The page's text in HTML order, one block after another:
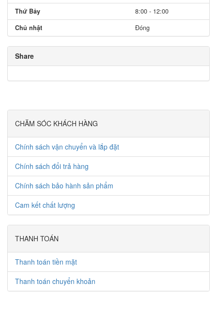
Thứ Bảy
8:00 - 12:00
Chủ nhật
Đóng
Share
CHĂM SÓC KHÁCH HÀNG
Chính sách vận chuyển và lắp đặt
Chính sách đổi trả hàng
Chính sách bảo hành sản phẩm
Cam kết chất lượng
THANH TOÁN
Thanh toán tiền mặt
Thanh toán chuyển khoản